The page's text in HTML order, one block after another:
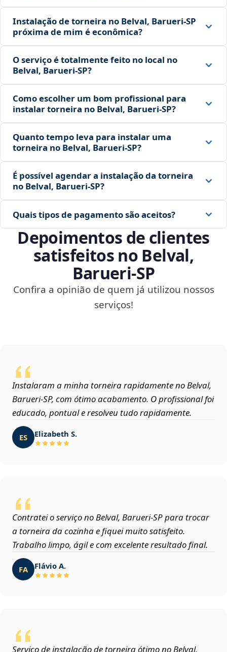
Instalação de torneira no Belval, Barueri‑SP
próxima de mim é econômica?
O serviço é totalmente feito no local no
Belval, Barueri‑SP?
Como escolher um bom profissional para
instalar torneira no Belval, Barueri‑SP?
Quanto tempo leva para instalar uma
torneira no Belval, Barueri‑SP?
É possível agendar a instalação da torneira
no Belval, Barueri‑SP?
Quais tipos de pagamento são aceitos?
Depoimentos de clientes
satisfeitos no Belval,
Barueri‑SP
Confira a opinião de quem já utilizou nossos
serviços!
Instalaram a minha torneira rapidamente no Belval,
Barueri‑SP, com ótimo acabamento. O profissional foi
educado, pontual e resolveu tudo rapidamente.
ES Elizabeth S.
Contratei o serviço no Belval, Barueri‑SP para trocar
a torneira da cozinha e fiquei muito satisfeito.
Trabalho limpo, ágil e com excelente resultado final.
FA Flávio A.
Serviço de instalação de torneira ótimo no Belval,